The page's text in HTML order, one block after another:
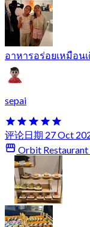
อาหารอร่อยเหมือน
sepai
评论日期 27 Oct
Orbit Restaurant